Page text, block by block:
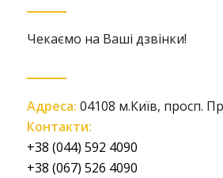
Чекаємо на Ваші дзвінки!
Адреса: 04108 м.Київ, просп.
Контакти:
+38 (044) 592 4090
+38 (067) 526 4090